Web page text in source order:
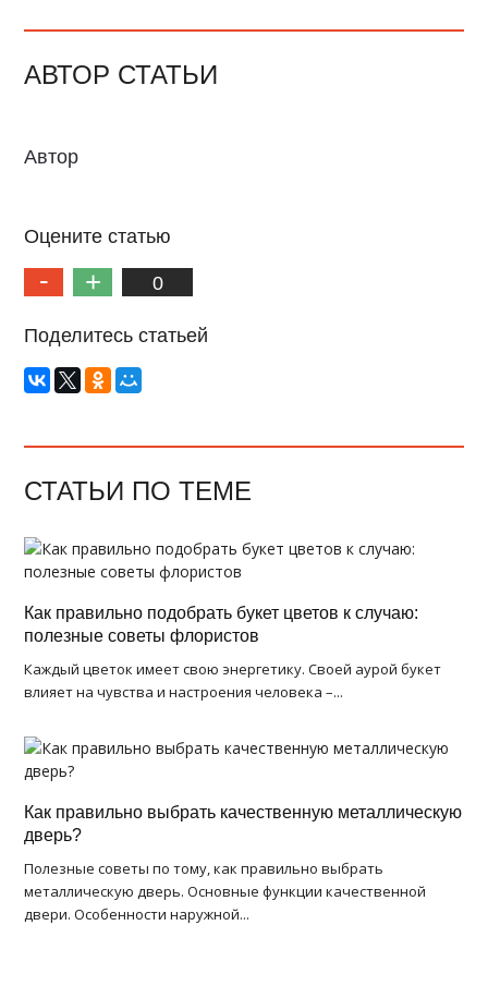
АВТОР СТАТЬИ
Автор
Оцените статью
0
Поделитесь статьей
СТАТЬИ ПО ТЕМЕ
Как правильно подобрать букет цветов к случаю:
полезные советы флористов
Каждый цветок имеет свою энергетику. Своей аурой букет
влияет на чувства и настроения человека –...
Как правильно выбрать качественную металлическую
дверь?
Полезные советы по тому, как правильно выбрать
металлическую дверь. Основные функции качественной
двери. Особенности наружной...